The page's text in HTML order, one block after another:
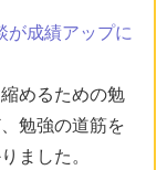
が成績アップに
めるための勉
勉強の道筋を
ました。